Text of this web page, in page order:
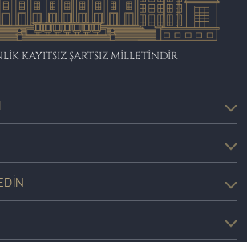
KAYITSIZ ŞARTSIZ MİLLETİNDİR